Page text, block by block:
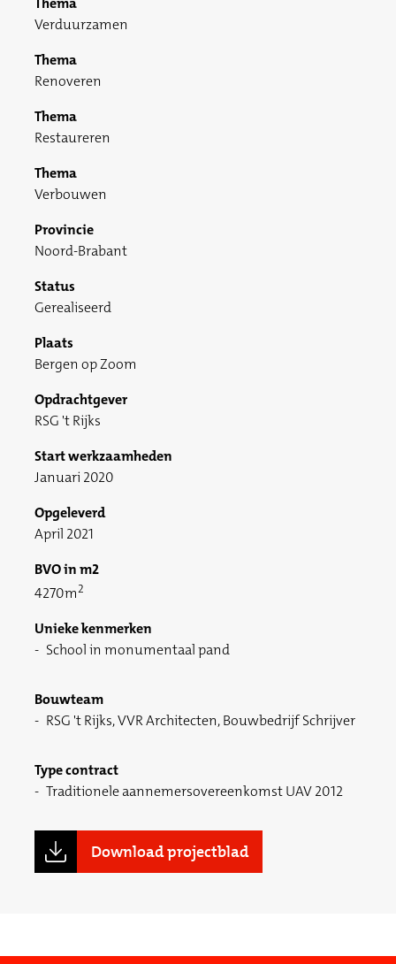
Verduurzamen
Thema
Renoveren
Thema
Restaureren
Thema
Verbouwen
Provincie
Noord-Brabant
Status
Gerealiseerd
Plaats
Bergen op Zoom
Opdrachtgever
RSG 't Rijks
Start werkzaamheden
Januari 2020
Opgeleverd
April 2021
BVO in m2
4270m2
Unieke kenmerken
School in monumentaal pand
Bouwteam
RSG 't Rijks, VVR Architecten, Bouwbedrijf Schrijver
Type contract
Traditionele aannemersovereenkomst UAV 2012
Download projectblad